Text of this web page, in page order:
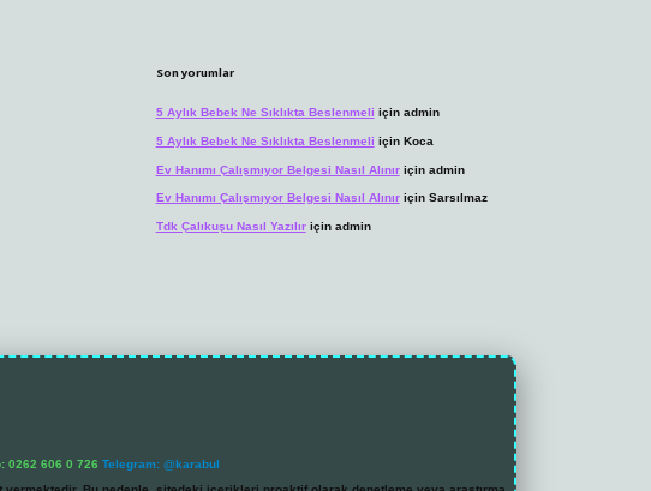
Son yorumlar
5 Aylık Bebek Ne Sıklıkta Beslenmeli için admin
5 Aylık Bebek Ne Sıklıkta Beslenmeli için Koca
Ev Hanımı Çalışmıyor Belgesi Nasıl Alınıriçin admin
Ev Hanımı Çalışmıyor Belgesi Nasıl Alınıriçin Sarsılmaz
Tdk Çalıkuşu Nasıl Yazılıriçin admin
0262 606 0 726 Telegram: @karabul